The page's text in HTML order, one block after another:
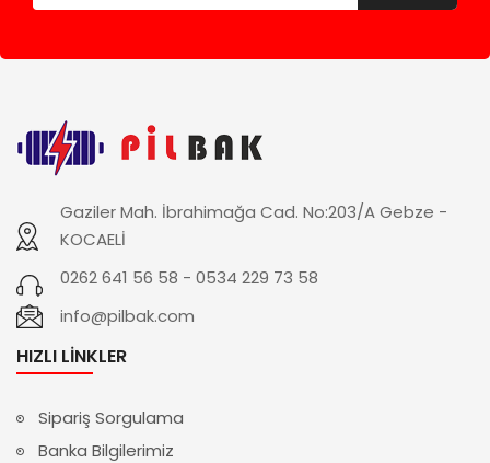
Gaziler Mah. İbrahimağa Cad. No:203/A Gebze -
KOCAELİ
0262 641 56 58 - 0534 229 73 58
info@pilbak.com
HIZLI LINKLER
Sipariş Sorgulama
Banka Bilgilerimiz